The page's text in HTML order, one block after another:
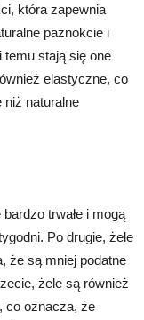
która zapewnia
paznokcie i
temu stają się one
elastyczne, co
niż naturalne
trwałe i mogą
Po drugie, żele
że są mniej podatne
żele są również
co oznacza, że